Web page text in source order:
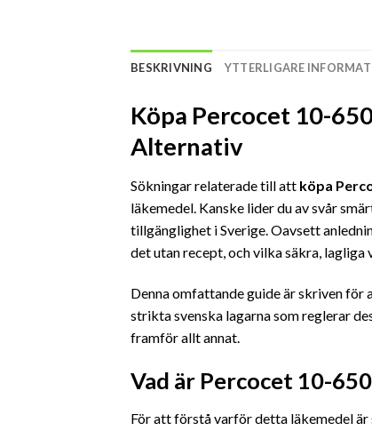
BESKRIVNING YTTERLIGARE
Köpa Percocet 10-
Alternativ
Sökningar relaterade till att köpa
läkemedel. Kanske lider du av svår
tillgänglighet i Sverige. Oavsett
det utan recept, och vilka säkra, lagliga
Denna omfattande guide är skriven
strikta svenska lagarna som reglerar
framför allt annat.
Vad är Percocet 10-
För att förstå varför detta läkemedel